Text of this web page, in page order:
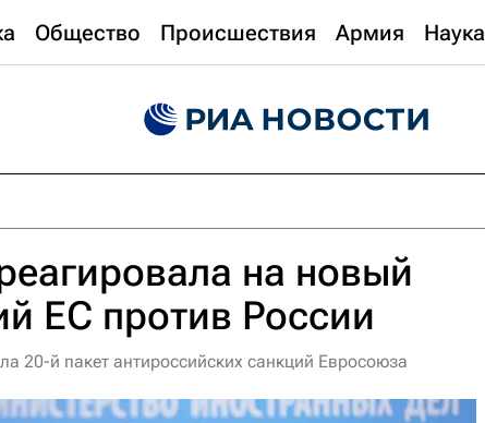
Общество Происшествия Армия Наука
на новый
ЕС против России
20-й пакет антироссийских санкций Евросоюза